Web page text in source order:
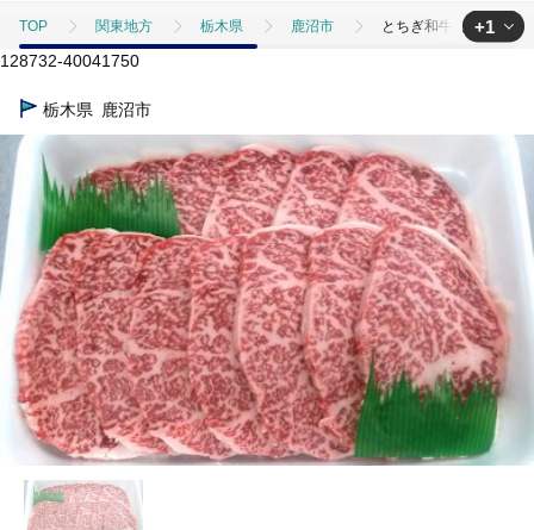
TOP 関東地方 栃木県 鹿沼市 とちぎ和牛 焼肉用 （
TOP 肉
+1
128732-40041750
栃木県 鹿沼市